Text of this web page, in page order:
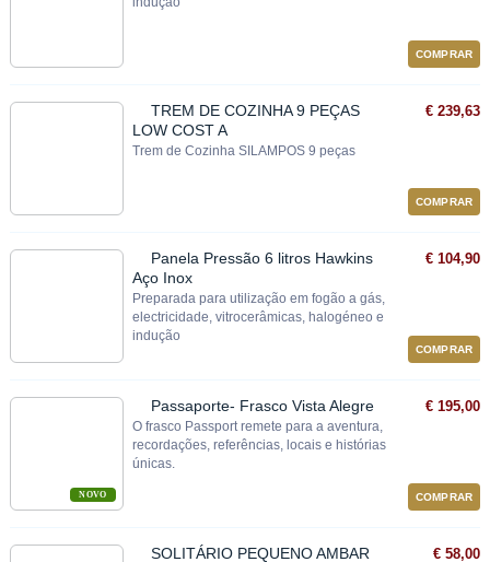
COMPRAR
TREM DE COZINHA 9 PEÇAS
LOW COST A
Trem de Cozinha SILAMPOS 9 peças
€ 239,63
COMPRAR
Panela Pressão 6 litros Hawkins
Aço Inox
Preparada para utilização em fogão a gás,
electricidade, vitrocerâmicas, halogéneo e
indução
€ 104,90
COMPRAR
NOVO
Passaporte- Frasco Vista Alegre
O frasco Passport remete para a aventura,
recordações, referências, locais e histórias
únicas.
€ 195,00
COMPRAR
SOLITÁRIO PEQUENO AMBAR
€ 58,00